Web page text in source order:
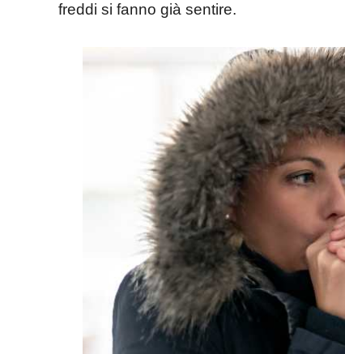
freddi si fanno già sentire.